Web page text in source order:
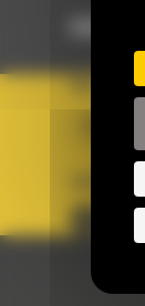
KRAJ
BM